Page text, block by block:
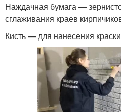
Наждачная бумага —
сглаживания краев
Кисть — для нанесения